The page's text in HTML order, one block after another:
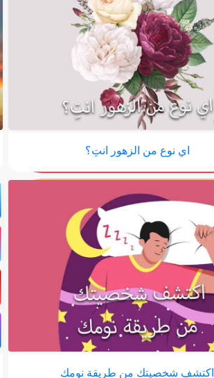
اي نوع من الزهور انتِ؟
اكتشف شخصيتك من طريقة نومك